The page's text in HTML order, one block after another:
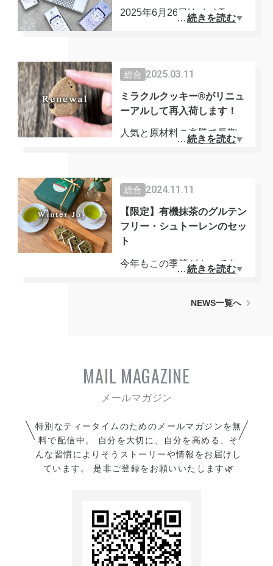
う、励んで参ります。
代表 茶凰(SAO)
シュトーレンは、一般的なも
のにはたっぷり入っているは
一切使用していません。
大人気ミラクルクッキーや、
茶凰のシークレットブレンド
ポット1回分のプレゼントも
11/3〜ご予約開始。
11/15まで早割がございま
す。
ご予約はお早めに。
2025年6月26日Hydral Tea To
飲頂いているお客様のお陰様
でございます。心より感謝申
し上げます。
ティー6種とミラクルクッキ
リリース。
お祝いの今月は送料込み、そ
して高ポイント！
さらに！選べる豪華プレゼン
トをご用意しました。
是非この機会をお見逃しなく
…続きを読む
総合 2025.03.11
ミラクルクッキー®︎がリニュ
ーアルして再入荷します！
人気と原材料の高騰で長期欠
に2025年3月下旬にリニュー
アルして再入荷となります！
ティータイムは自分にかえる
神聖な時間。
美容と健康、そして幸福感を
… 続きを読む
総合 2024.11.11
【限定】有機抹茶のグルテン
フリー・シュトーレンのセッ
ト
今年もこの季節がやってきま
冬の寒さも温かさに変えて...
のにはたっぷり入っているは
ずの「小麦粉・乳製品・アル
一切使用していません。
ご予約はお早めに！
…続きを読む
NEWS一覧へ
MAIL MAGAZINE
特別なティータイムのためのメールマガジンを無
料で配信中。 自分を大切に、自分を高める、そ
んな習慣によりそうストーリーや情報をお届けし
ています。 是非ご登録をお願いいたします🌿